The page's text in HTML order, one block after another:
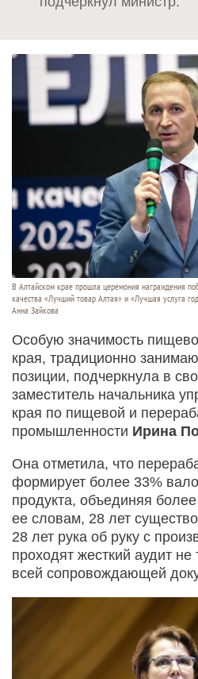
В Алтайском крае прошла церемония награждения
качества «Лучший товар Алтая» и «Лучшая услуга
Анна Зайкова
Особую значимость
края, традиционно
позиции, подчеркнула в
заместитель начальника
края по пищевой и
промышленности Ирина
Она отметила, что
формирует более 33%
продукта, объединяя
ее словам, 28 лет
28 лет рука об руку с
проходят жесткий аудит не
всей сопровождающей